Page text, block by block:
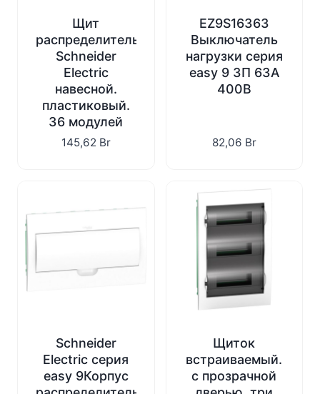
Щит
распределительный
Schneider
Electric
навесной.
пластиковый.
36 модулей
145,62 Br
EZ9S16363
Выключатель
нагрузки серия
easy 9 3П 63А
400В
82,06 Br
Schneider
Electric серия
easy 9Корпус
Щиток
встраиваемый.
с прозрачной